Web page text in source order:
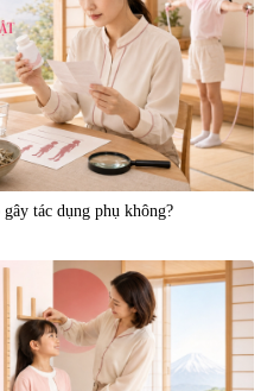
tác dụng phụ không?